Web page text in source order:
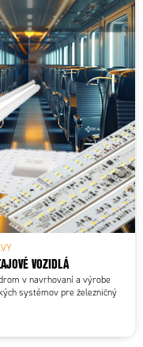
VOZIDLÁ
v navrhovaní a výrobe
systémov pre železničný